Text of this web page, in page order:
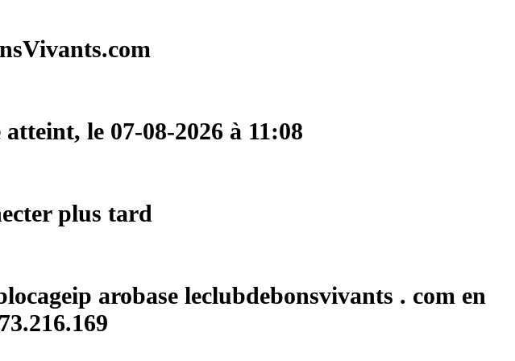
le 07-08-2026 à 11:08
plus tard
arobase leclubdebonsvivants . com en